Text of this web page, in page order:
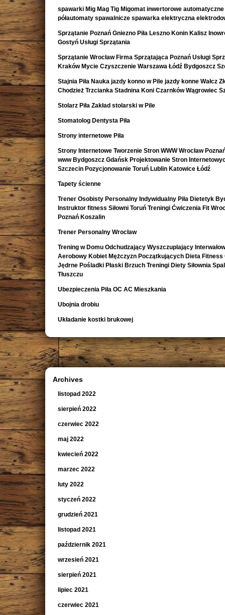
spawarki Mig Mag Tig Migomat inwertorowe automatyczne
półautomaty spawalnicze spawarka elektryczna
Sprzątanie Poznań Gniezno Piła Leszno Konin Kalisz
Gostyń Usługi Sprzątania
Sprzątanie Wrocław Firma Sprzątająca Poznań Usługi
Kraków Mycie Czyszczenie Warszawa Łódź Bydgoszcz
Stajnia Piła Nauka jazdy konno w Pile jazdy konne Wałcz
Chodzież Trzcianka Stadnina Koni Czarnków Wągrowiec
Stolarz Piła Zakład stolarski w Pile
Stomatolog Dentysta Piła
Strony internetowe Piła
Strony Internetowe Tworzenie Stron WWW Wrocław
www Bydgoszcz Gdańsk Projektowanie Stron
Szczecin Pozycjonowanie Toruń Lublin Katowice Łódź
Tapety ścienne
Trener Osobisty Personalny Indywidualny Piła Dietetyk
Instruktor fitness Siłowni Toruń Treningi Ćwiczenia Fit
Poznań Koszalin
Trener Personalny Wrocław
Trening w Domu Odchudzający Wyszczuplający
Aerobowy Kobiet Mężczyzn Początkujących Dieta Fitness
Jędrne Pośladki Płaski Brzuch Treningi Diety Siłownia
Tłuszczu
Ubezpieczenia Piła OC AC Mieszkania
Ubojnia drobiu
Układanie kostki brukowej
Archives
listopad 2022
sierpień 2022
czerwiec 2022
maj 2022
kwiecień 2022
marzec 2022
luty 2022
styczeń 2022
grudzień 2021
listopad 2021
październik 2021
wrzesień 2021
sierpień 2021
lipiec 2021
czerwiec 2021